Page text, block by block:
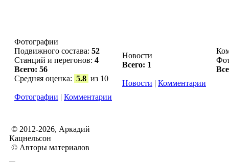
Фотографии
Подвижного состава: 52
Станций и перегонов: 4
Всего: 56
Средняя оценка: 5.8 из 10
Фотографии | Комментарии
Новости
Всего: 1
Новости | Комментарии
© 2012-2026, Аркадий
Кацнельсон
© Авторы материалов